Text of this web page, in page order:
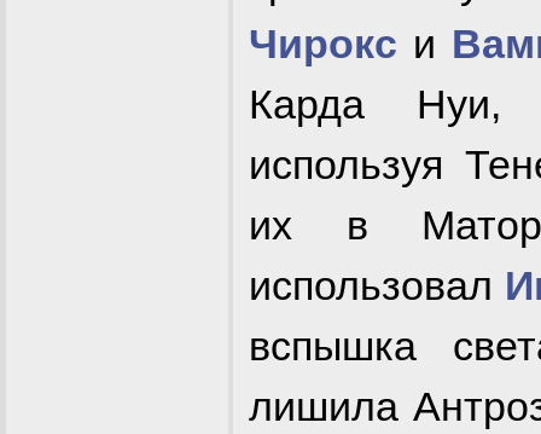
Чирокс и
Карда Нуи,
используя
их в
использовал
вспышка
лишила